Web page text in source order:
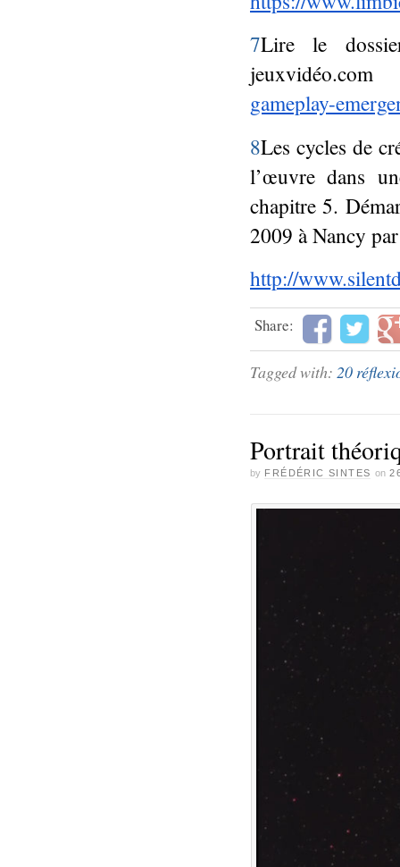
7Lire le
gameplay-
8Les cycles de
l’œuvre dans
chapitre 5.
2009 à Nancy
http://
Share:
Tagged with: 20
Portrait
by FRÉDÉRIC SINTES on